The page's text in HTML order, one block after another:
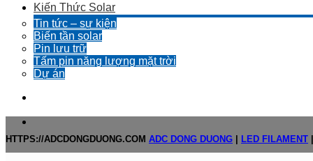
Kiến Thức Solar
Tin tức – sự kiện
Biến tần solar
Pin lưu trữ
Tấm pin năng lượng mặt trời
Dự án
HTTPS://ADCDONGDUONG.COM ADC DONG DUONG LED FILAMENT